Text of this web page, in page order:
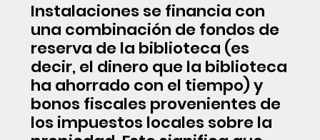
Instalaciones se financia con
una combinación de fondos de
reserva de la biblioteca (es
decir, el dinero que la biblioteca
ha ahorrado con el tiempo) y
bonos fiscales provenientes de
los impuestos locales sobre la